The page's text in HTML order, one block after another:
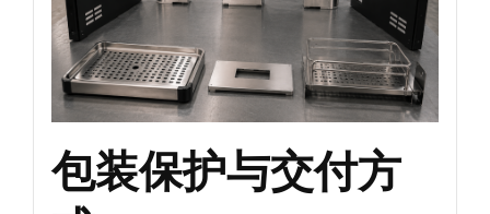
包装保护与交付方